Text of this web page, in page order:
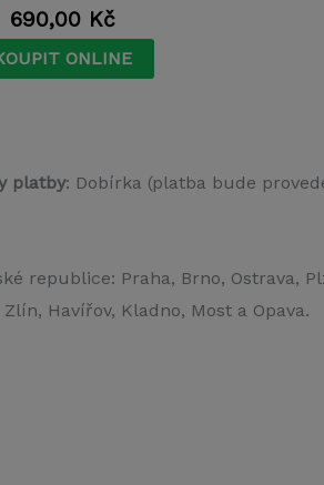
690,00 Kč
ONLINE
platby: Dobírka (platba bude
republice: Praha, Brno, Ostrava,
Havířov, Kladno, Most a Opava.